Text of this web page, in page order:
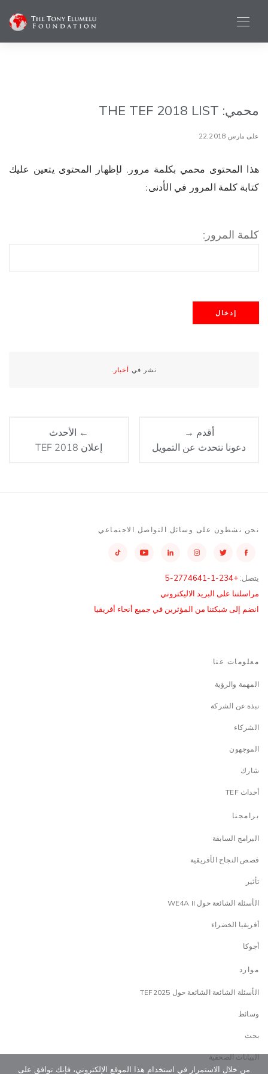
محمي: THE TEF 2018 LIST
على مارس 22,2018
هذا المحتوى محمي بكلمة مرور. لإظهار المحتوى يتعين عليك
كتابة كلمة المرور في الأدنى:
كلمة المرور:
نشر في أخبار .
← الأحدث
إعلان TEF 2018
أقدم →
دعونا نتحدث عن التمويل
نحن نشطون على وسائل التواصل الاجتماعي
يتصل: +234-1-2774641-5
مراسلتنا على البريد الاليكتروني
انضم إلى شبكتنا من المؤثرين في جميع أنحاء أفريقيا
معلومات عنا
المهمة والرؤية
نبذة عن الشركة
الشركاء
الموجهون
شارك
أحداث TEF
برامجنا
البرامج السابقة
قصص النجاح الأفريقية
تأثير
الأسئلة الشائعة حول WE4A II
أفريقيا الخضراء
أجوكا
موارد
الأسئلة الشائعة الشائعة حول TEF2025
وسائط
بحث
البيانات الصحفية
من خلال الاستمرار في استخدام هذا الموقع الإلكتروني، فإنك توافق على